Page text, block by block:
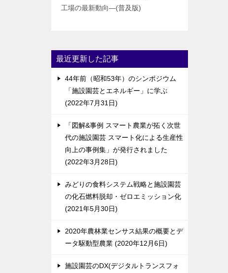
工場の最新動向―(普及版)
最近更新した記事
44年前（昭和53年）のシンポジウム
「施設園芸とエネルギー」に学ぶ
2022年7月31日
「図解&事例 スマート農業が拓く次世
代の施設園芸 スマート化による生産性
向上の事例集」が発行されました
2022年3月28日
みどりの食料システム戦略と施設園芸
の化石燃料脱却・ゼロエミッション化
2021年5月30日
2020年農林業センサス結果の概要とデ
ータ駆動型農業
2020年12月6日
施設園芸のDX(デジタルトランスフォ